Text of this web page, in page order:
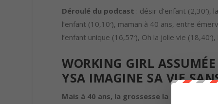
Déroulé du podcast : désir d’enfant
l’enfant (10,10′), maman à 40 ans, entre
l’enfant unique (16,57′), Oh la jolie vie
WORKING GIRL
YSA IMAGINE SA VIE
Mais à 40 ans, la grossesse la cueille par